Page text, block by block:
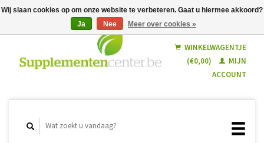
Nederlands
WINKELWAGENTJE
(€0,00)
MIJN
ACCOUNT
Wij slaan cookies op om onze website te verbeteren. Gaat u hiermee akkoord?
Ja
Nee Meer over cookies »